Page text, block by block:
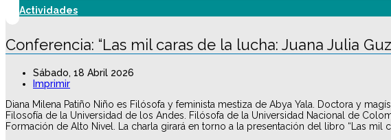
Actividades
Conferencia: “Las mil caras de la lucha: Juana Julia
Sábado, 18 Abril 2026
Imprimir
Diana Milena Patiño Niño es Filósofa y feminista mestiza de Abya Yala. Doctora y
Filosofía de la Universidad de los Andes. Filósofa de la Universidad Nacional de
Formación de Alto Nivel. La charla girará en torno a la presentación del libro “Las mil